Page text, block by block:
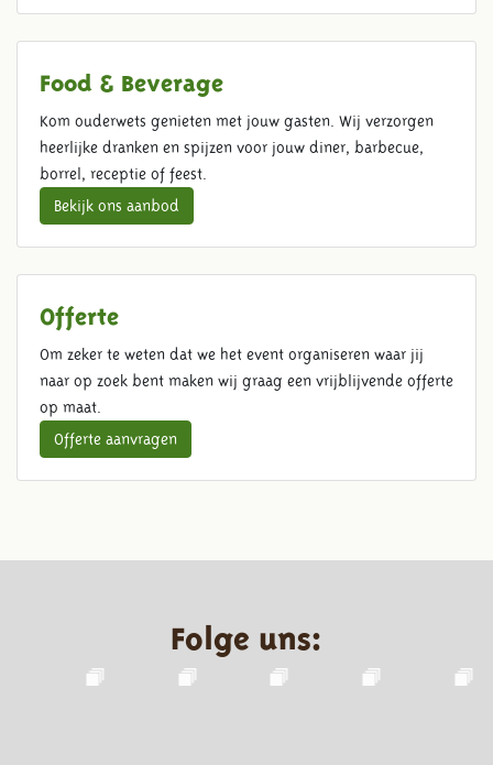
Food & Beverage
Kom ouderwets genieten met jouw gasten. Wij verzorgen
heerlijke dranken en spijzen voor jouw diner, barbecue,
borrel, receptie of feest.
Bekijk ons aanbod
Offerte
Om zeker te weten dat we het event organiseren waar jij
naar op zoek bent maken wij graag een vrijblijvende offerte
op maat.
Offerte aanvragen
Folge uns: